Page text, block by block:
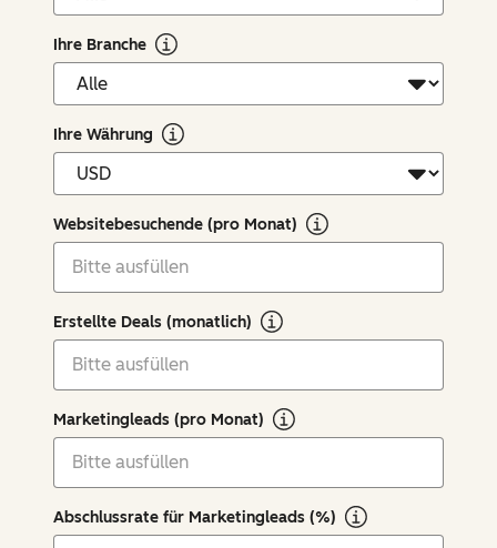
Ihre Branche
Ihre Währung
Websitebesuchende (pro Monat)
Erstellte Deals (monatlich)
Marketingleads (pro Monat)
Abschlussrate für Marketingleads (%)